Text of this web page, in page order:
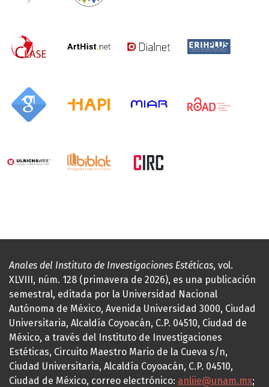
Anales del Instituto de Investigaciones Estéticas, vol.
XLVIII, núm. 128 (primavera de 2026), es una publicación
semestral, editada por la Universidad Nacional
Autónoma de México, Avenida Universidad 3000, Ciudad
Universitaria, Alcaldía Coyoacán, C.P. 04510, Ciudad de
México, a través del Instituto de Investigaciones
Estéticas, Circuito Maestro Mario de la Cueva s/n,
Ciudad Universitaria, Alcaldía Coyoacán, C.P. 04510,
Ciudad de México, correo electrónico: anliie@unam.mx;